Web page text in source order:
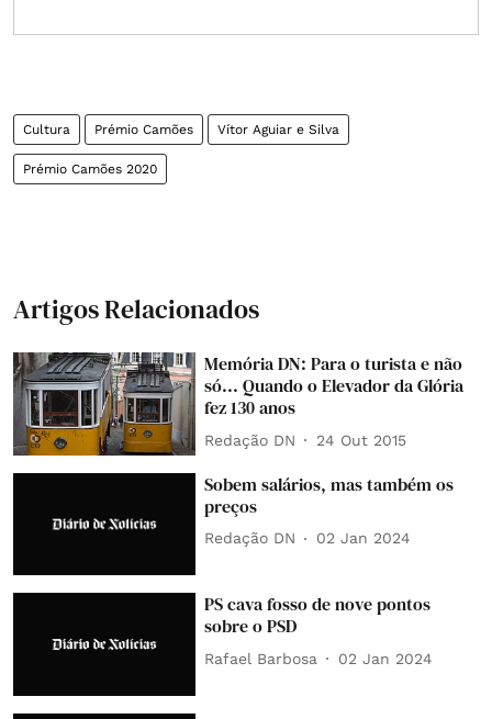
Cultura Prémio Camões Vítor Aguiar e Silva
Prémio Camões 2020
Artigos Relacionados
Memória DN: Para o turista e não
só... Quando o Elevador da Glória
fez 130 anos
Redação DN 24 Out 2015
Sobem salários, mas também os
preços
Redação DN 02 Jan 2024
PS cava fosso de nove pontos
sobre o PSD
Rafael Barbosa 02 Jan 2024